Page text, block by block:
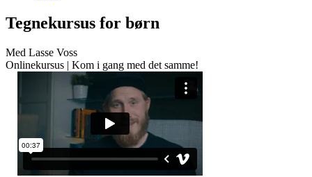
Tegnekursus for børn
Med Lasse Voss
Onlinekursus | Kom i gang med det samme!